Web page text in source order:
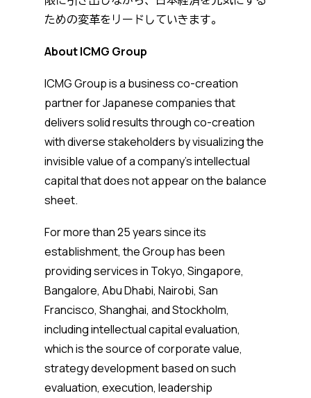
ための変革をリードしていきます。
About ICMG Group
ICMG Group is a business co-creation
partner for Japanese companies that
delivers solid results through co-creation
with diverse stakeholders by visualizing the
invisible value of a company's intellectual
capital that does not appear on the balance
sheet.
For more than 25 years since its
establishment, the Group has been
providing services in Tokyo, Singapore,
Bangalore, Abu Dhabi, Nairobi, San
Francisco, Shanghai, and Stockholm,
including intellectual capital evaluation,
which is the source of corporate value,
strategy development based on such
evaluation, execution, leadership